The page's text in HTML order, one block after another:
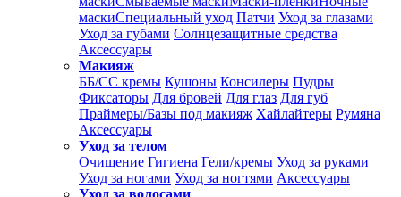
маскиСпециальный уход Патчи Уход за глазами
Уход за губами Солнцезащитные средства
Аксессуары
Макияж
ББ/СС кремы Кушоны Консилеры Пудры
Фиксаторы Для бровей Для глаз Для губ
Праймеры/Базы под макияж Хайлайтеры Румяна
Аксессуары
Уход за телом
Очищение Гигиена Гели/кремы Уход за руками
Уход за ногами Уход за ногтями Аксессуары
Уход за волосами